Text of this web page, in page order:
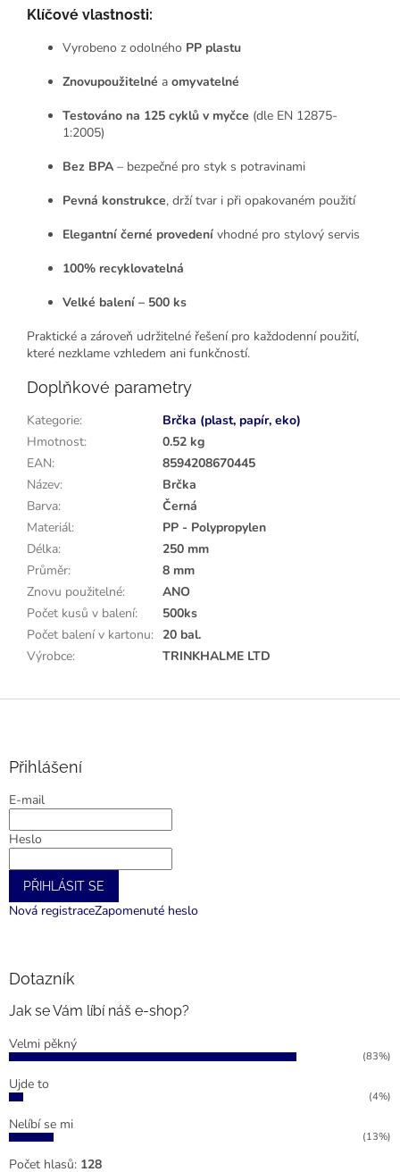
Klíčové vlastnosti:
Vyrobeno z odolného PP plastu
Znovupoužitelné a omyvatelné
Testováno na 125 cyklů v myčce (dle EN 12875-
1:2005)
Bez BPA – bezpečné pro styk s potravinami
Pevná konstrukce, drží tvar i při opakovaném použití
Elegantní černé provedení vhodné pro stylový servis
100% recyklovatelná
Velké balení – 500 ks
Praktické a zároveň udržitelné řešení pro každodenní použití,
které nezklame vzhledem ani funkčností.
Doplňkové parametry
Kategorie:
Brčka (plast, papír, eko)
Hmotnost:
0.52 kg
EAN:
8594208670445
Název:
Brčka
Barva:
Černá
Materiál:
PP - Polypropylen
Délka:
250 mm
Průměr:
8 mm
Znovu použitelné:
ANO
Počet kusů v balení:
500ks
Počet balení v kartonu: 20 bal.
Výrobce: TRINKHALME LTD
Přihlášení
E-mail
Heslo
PŘIHLÁSIT SE
Nová registraceZapomenuté heslo
Dotazník
Jak se Vám líbí náš e-shop?
Velmi pěkný
(83%)
Ujde to
(4%)
Nelíbí se mi
(13%)
Počet hlasů: 128